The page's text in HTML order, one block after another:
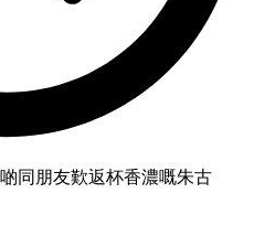
同朋友歎返杯香濃嘅朱古